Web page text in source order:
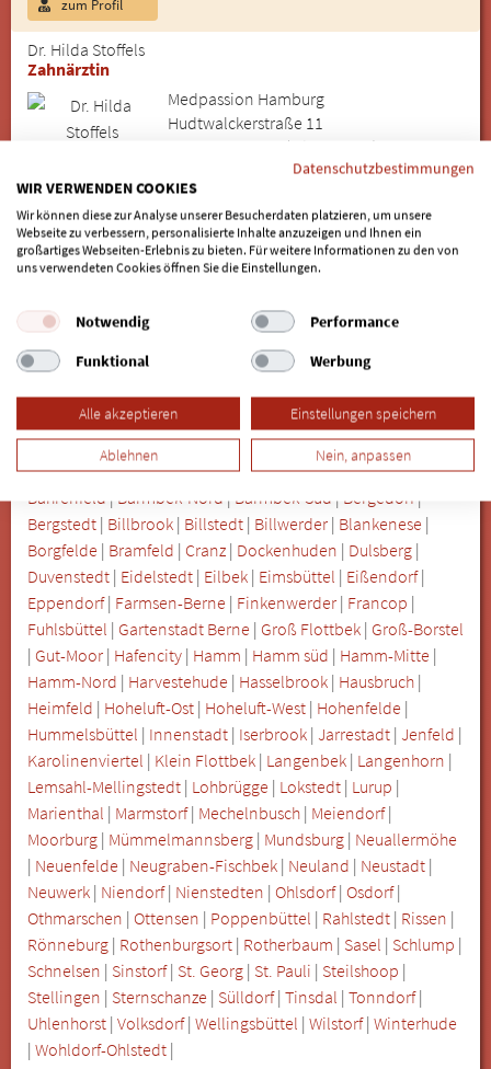
zum Profil
Dr. Hilda Stoffels
Zahnärztin
Medpassion Hamburg
Hudtwalckerstraße 11
22299 Hamburg (Winterhude)
040 – 20 20 18 80
Online-Termin
4 Spezialisten für Bio-Zahnimplantate in Hamburg
Wandsbek gefunden
Weitere Stadtteile in Hamburg:
Allermöhe|Alsterdorf|Altenwerder|Altona|Altona Altstadt|
Altona-Nord|Altstadt|Am Lohsepark|Am Sandtorkai|
Bahrenfeld | Barmbek-Nord | Barmbek-Süd | Bergedorf |
Bergstedt | Billbrook | Billstedt | Billwerder | Blankenese |
Borgfelde | Bramfeld | Cranz | Dockenhuden | Dulsberg |
Duvenstedt | Eidelstedt | Eilbek | Eimsbüttel | Eißendorf|
Eppendorf| Farmsen-Berne | Finkenwerder | Francop |
Fuhlsbüttel | Gartenstadt Berne | Groß Flottbek | Groß-Borstel
| Gut-Moor | Hafencity | Hamm | Hamm süd | Hamm-Mitte |
Hamm-Nord | Harvestehude | Hasselbrook | Hausbruch |
Heimfeld | Hoheluft-Ost | Hoheluft-West | Hohenfelde |
Hummelsbüttel | Innenstadt | Iserbrook | Jarrestadt | Jenfeld |
Karolinenviertel | Klein Flottbek | Langenbek | Langenhorn |
Lemsahl-Mellingstedt | Lohbrügge | Lokstedt | Lurup |
Marienthal | Marmstorf| Mechelnbusch | Meiendorf|
Moorburg | Mümmelmannsberg | Mundsburg | Neuallermöhe
| Neuenfelde | Neugraben-Fischbek | Neuland | Neustadt |
Neuwerk | Niendorf| Nienstedten | Ohlsdorf| Osdorf|
Othmarschen | Ottensen | Poppenbüttel | Rahlstedt | Rissen |
Rönneburg | Rothenburgsort | Rotherbaum | Sasel | Schlump |
Schnelsen | Sinstorf| St. Georg | St. Pauli | Steilshoop |
Stellingen | Sternschanze | Sülldorf| Tinsdal | Tonndorf|
Uhlenhorst | Volksdorf| Wellingsbüttel | Wilstorf| Winterhude
| Wohldorf-Ohlstedt |
Datenschutzbestimmungen
WIR VERWENDEN COOKIES
Wir können diese zur Analyse unserer Besucherdaten platzieren, um unsere
Webseite zu verbessern, personalisierte Inhalte anzuzeigen und Ihnen ein
großartiges Webseiten-Erlebnis zu bieten. Für weitere Informationen zu den von
uns verwendeten Cookies öffnen Sie die Einstellungen.
Notwendig
Performance
Funktional
Werbung
Alle akzeptieren Einstellungen speichern
Ablehnen Nein, anpassen